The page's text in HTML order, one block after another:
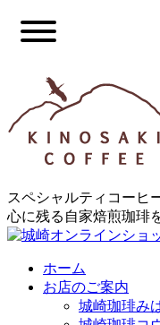
スペシャルティコーヒ
心に残る自家焙煎珈琲
ホーム
お店のご案内
城崎珈琲み